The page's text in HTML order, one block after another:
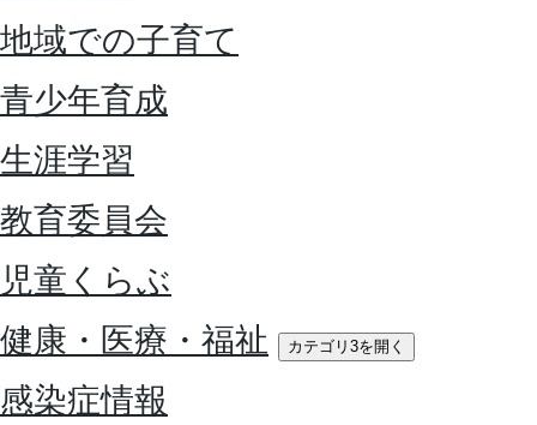
地域での子育て
青少年育成
生涯学習
教育委員会
児童くらぶ
健康・医療・福祉
カテゴリ3を開く
感染症情報